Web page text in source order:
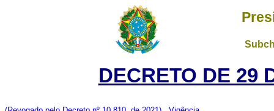
DECRETO DE 29